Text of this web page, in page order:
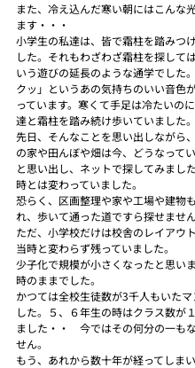
また、冷え込んだ寒い朝にはこんな
ます・・・
小学生の私達は、皆で霜柱を踏みつ
した。それもわざわざ霜柱を探して
いう遊びの延長のような通学でした
クッ」というあの気持ちのいい音色
っています。寒くて手足は冷たいの
達と霜柱を踏み続け歩いていました。
先日、そんなことを思い出しながら
の家や田んぼや畑は今、どうなって
と思い出し、ネットで探してみまし
時とは変わっていました。
恐らく、区画整理や家や工場や建物
れ、歩いて通った道ですら探せません
ただ、小学校だけは校舎のレイアウ
当時と変わらず残っていました。
少子化で規模が小さくなったと思い
時のままでした。
かつては全校生徒数が3千人もいた
した。５、６年生の時はクラス数が
ました・・　今ではその何分の一も
せん。
もう、あれから数十年が経ってしま